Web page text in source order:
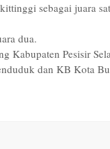
sebagai juara
dua.
Kabupaten Pesisir
dan KB Kota